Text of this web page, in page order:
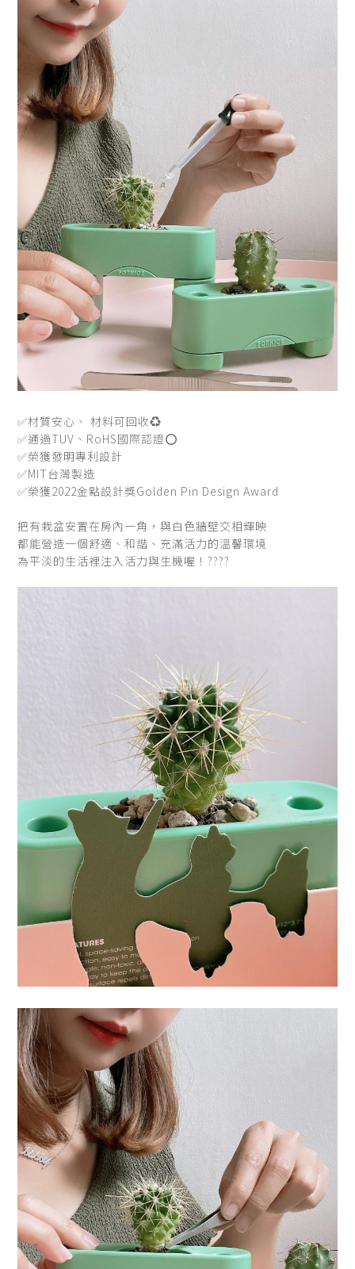
✅材質安心、 材料可回收♻️
✅通過TUV、RoHS國際認證⭕️
✅榮獲發明專利設計
✅MIT台灣製造
✅榮獲2022金點設計獎Golden Pin Design Award
把有栽盆安置在房內一角，與白色牆壁交相輝映
都能營造一個舒適、和諧、充滿活力的溫馨環境
為平淡的生活裡注入活力與生機喔！????